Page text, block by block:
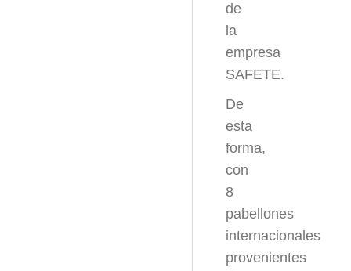
de
la
empresa
SAFETE.
De
esta
forma,
con
8
pabellones
internacionales
provenientes